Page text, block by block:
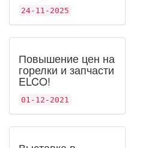
24-11-2025
Повышение цен на
горелки и запчасти
ELCO!
01-12-2021